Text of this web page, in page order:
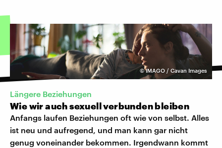
©IMAGO / Cavan Images
Längere Beziehungen
Wie wir auch sexuell verbunden bleiben
Anfangs laufen Beziehungen oft wie von selbst. Alles
ist neu und aufregend, und man kann gar nicht
genug voneinander bekommen. Irgendwann kommt